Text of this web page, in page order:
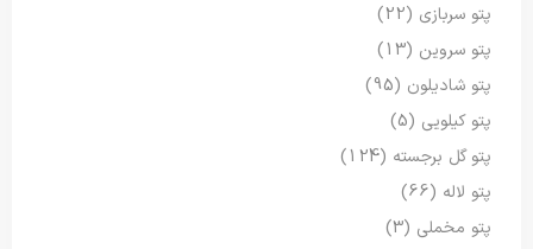
پتو سربازی (22)
پتو سروین (13)
پتو شادیلون (95)
پتو کیلویی (5)
پتو گل برجسته (124)
پتو لاله (66)
پتو مخملی (3)